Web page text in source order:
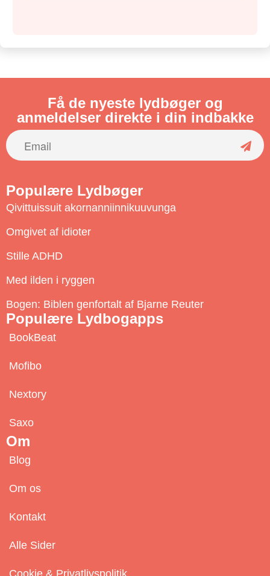
Få de nyeste lydbøger og
anmeldelser direkte i din indbakke
S
Om
Blog
Om os
Kontakt
Alle Sider
Populære Lydbøger
Qivittuissuit akornanniinnikuuvunga
Omgivet af idioter
Stille ADHD
Med ilden i ryggen
Bogen: Biblen genfortalt af Bjarne Reuter
Populære Lydbogapps
BookBeat
Mofibo
Nextory
Saxo